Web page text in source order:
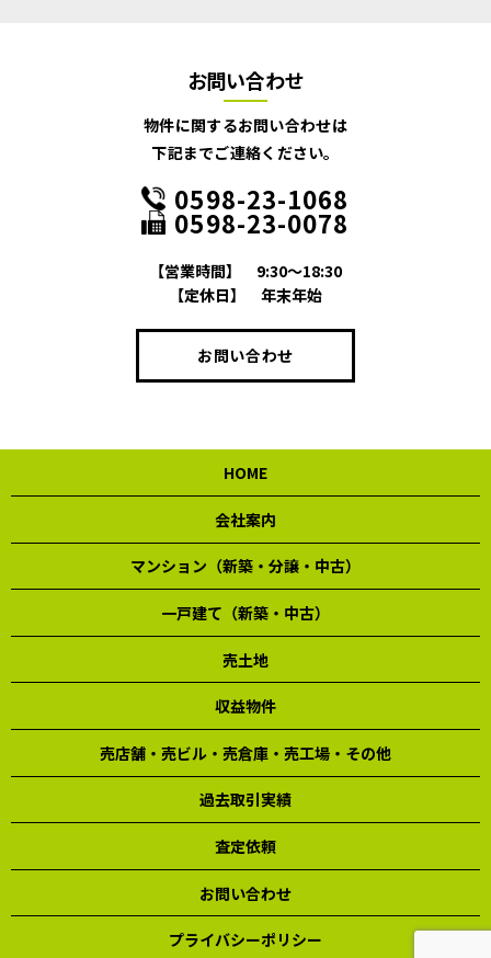
お問い合わせ
物件に関するお問い合わせは
下記までご連絡ください。
0598-23-1068
0598-23-0078
【営業時間】
9:30～18:30
【定休日】
年末年始
お問い合わせ
HOME
会社案内
マンション（新築・分譲・中古）
一戸建て（新築・中古）
売土地
収益物件
売店舗・売ビル・売倉庫・売工場・その他
過去取引実績
査定依頼
お問い合わせ
プライバシーポリシー